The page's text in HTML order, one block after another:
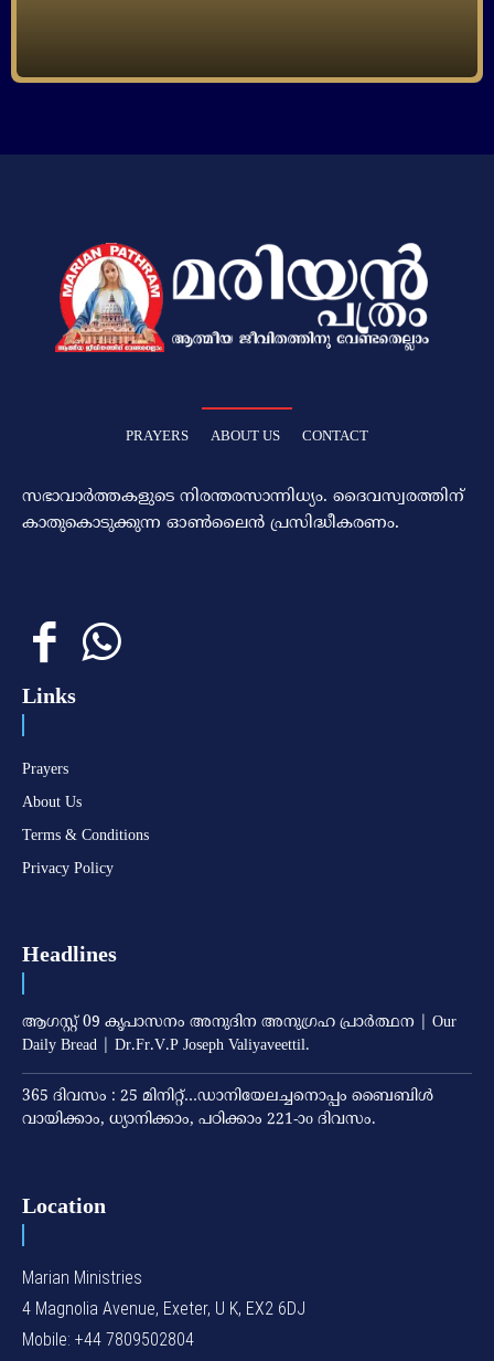
PRAYERS ABOUT US CONTACT
സഭാവാര്‍ത്തകളുടെ നിരന്തരസാന്നിധ്യം. ദൈവസ്വരത്തിന്‌
കാതുകൊടുക്കുന്ന ഓണ്‍ലൈന്‍ പ്രസിദ്ധീകരണം.
Links
Prayers
About Us
Terms & Conditions
Privacy Policy
Headlines
ആഗസ്റ്റ് 09 കൃപാസനം അനുദിന അനുഗ്രഹ പ്രാർത്ഥന | Our
Daily Bread | Dr.Fr.V.P Joseph Valiyaveettil.
365 ദിവസം : 25 മിനിറ്റ്…ഡാനിയേലച്ചനൊപ്പം ബൈബിൾ
വായിക്കാം, ധ്യാനിക്കാം, പഠിക്കാം 221-ാo ദിവസം.
Location
Marian Ministries
4 Magnolia Avenue, Exeter, U K, EX2 6DJ
Mobile: +44 7809502804